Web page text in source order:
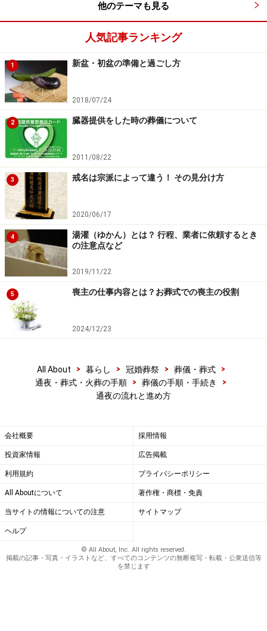
他のテーマも見る
人気記事ランキング
1 新盆・初盆の準備と過ごし方
2018/07/24
2 臓器提供をした時の葬儀について
2011/08/22
3 戒名は宗派によって違う！ その見分け方
2020/06/17
4
湯灌（ゆかん）とは？ 行程、業者に依頼するとき
の注意点など
2019/11/22
5 喪主の仕事内容とは？お葬式での喪主の役割
2024/12/23
All About > 暮らし > 冠婚葬祭 > 葬儀・葬式
>
通夜・葬式・火葬の手順
> 葬儀の手順・手続き
>
通夜の流れと進め方
会社概要 採用情報
投資家情報 広告掲載
利用規約 プライバシーポリシー
All Aboutについて 著作権・商標・免責
当サイトの情報についての注意 サイトマップ
ヘルプ
© All About, Inc. All rights reserved.
掲載の記事・写真・イラストなど、すべてのコンテンツの無断複写・転載・公衆送信等
を禁じます